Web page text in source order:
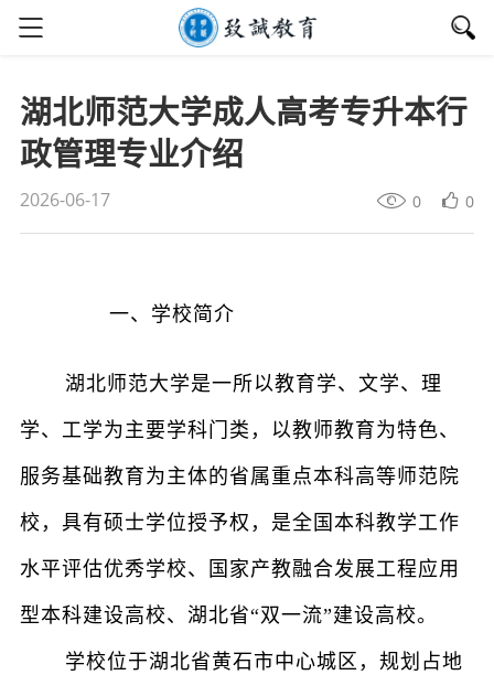
湖北师范大学成人高考专升本行
政管理专业介绍
2026-06-17 0 0
一、学校简介
湖北师范大学是一所以教育学、文学、理
学、工学为主要学科门类，以教师教育为特色、
服务基础教育为主体的省属重点本科高等师范院
校，具有硕士学位授予权，是全国本科教学工作
水平评估优秀学校、国家产教融合发展工程应用
型本科建设高校、湖北省“双一流”建设高校。
学校位于湖北省黄石市中心城区，规划占地